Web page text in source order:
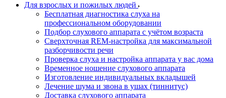
Для взрослых и пожилых людей
Бесплатная диагностика слуха на
профессиональном оборудовании
Подбор слухового аппарата с учётом возраста
Сверхточная REM-настройка для максимальной
разборчивости речи
Проверка слуха и настройка аппарата у вас дома
Временное ношение слухового аппарата
Изготовление индивидуальных вкладышей
Лечение шума и звона в ушах (тиннитус)
Доставка слухового аппарата